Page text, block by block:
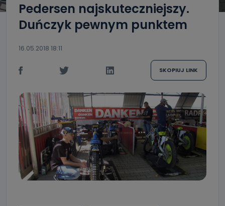
Pedersen najskuteczniejszy.
Duńczyk pewnym punktem
16.05.2018 18:11
SKOPIUJ LINK